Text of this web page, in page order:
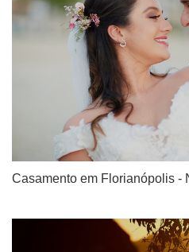
Casamento em Florianópolis -